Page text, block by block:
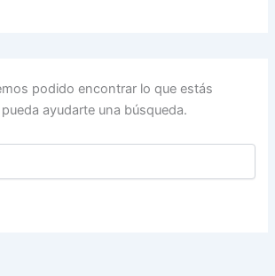
podido encontrar lo que estás
ayudarte una búsqueda.